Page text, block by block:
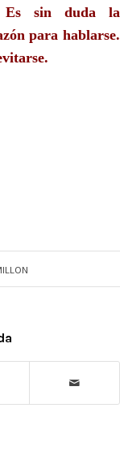
Es sin duda la
para hablarse.